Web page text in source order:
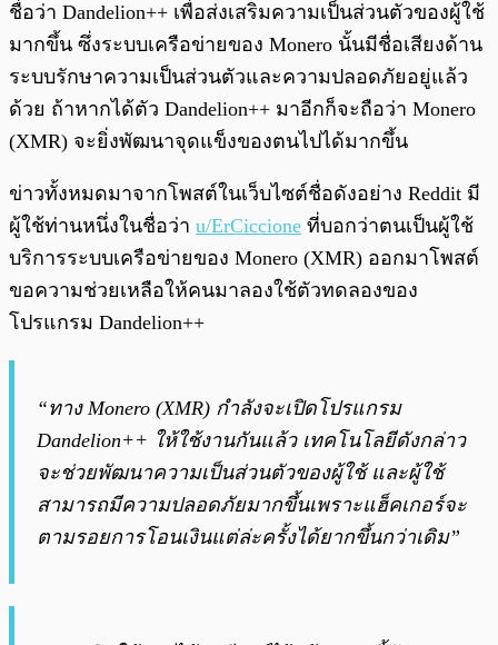
ชื่ีอว่า Dandelion++ เพื่อส่งเสริมความเป็นส่วนตัวของผู้ใช้
มากขึ้น ซึ่งระบบเครือข่ายของ Monero นั้นมีชื่อเสียงด้าน
ระบบรักษาความเป็นส่วนตัวและความปลอดภัยอยู่แล้ว
ด้วย ถ้าหากได้ตัว Dandelion++ มาอีกก็จะถือว่า Monero
(XMR) จะยิ่งพัฒนาจุดแข็งของตนไปได้มากขึ้น
ข่าวทั้งหมดมาจากโพสต์ในเว็บไซต์ชื่อดังอย่าง Reddit มี
ผู้ใช้ท่านหนึ่งในชื่อว่า u/ErCiccione ที่บอกว่าตนเป็นผู้ใช้
บริการระบบเครือข่ายของ Monero (XMR) ออกมาโพสต์
ขอความช่วยเหลือให้คนมาลองใช้ตัวทดลองของ
โปรแกรม Dandelion++
“ทาง Monero (XMR) กำลังจะเปิดโปรแกรม
Dandelion++ ให้ใช้งานกันแล้ว เทคโนโลยีดังกล่าว
จะช่วยพัฒนาความเป็นส่วนตัวของผู้ใช้ และผู้ใช้
สามารถมีความปลอดภัยมากขึ้นเพราะแฮ็คเกอร์จะ
ตามรอยการโอนเงินแต่ล่ะครั้งได้ยากขึ้นกว่าเดิม”